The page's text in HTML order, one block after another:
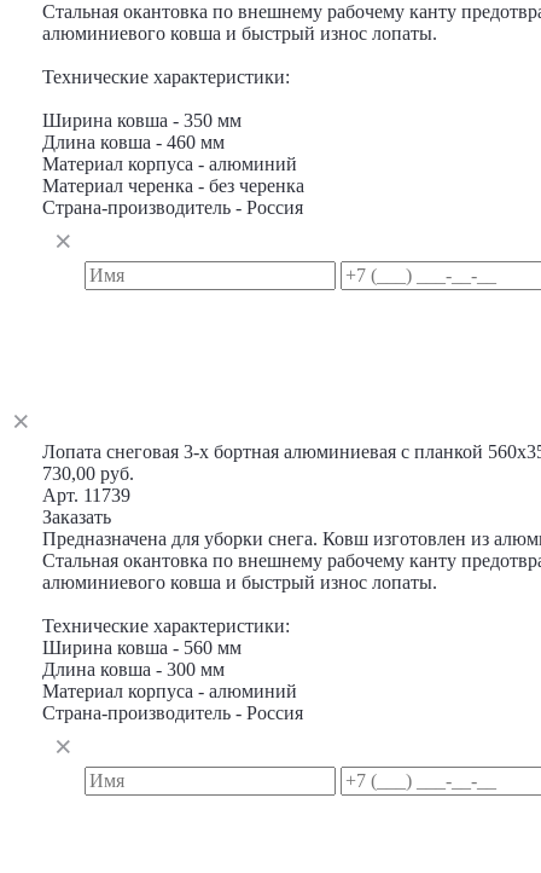
Стальная окантовка по внешнему рабочему канту
алюминиевого ковша и быстрый износ лопаты.
Технические характеристики:
Ширина ковша - 350 мм
Длина ковша - 460 мм
Материал корпуса - алюминий
Материал черенка - без черенка
Страна-производитель - Россия
Лопата снеговая 3-х бортная алюминиевая с планкой
730,00 руб.
Арт. 11739
Заказать
Предназначена для уборки снега. Ковш изготовлен из
Стальная окантовка по внешнему рабочему канту
алюминиевого ковша и быстрый износ лопаты.
Технические характеристики:
Ширина ковша - 560 мм
Длина ковша - 300 мм
Материал корпуса - алюминий
Страна-производитель - Россия